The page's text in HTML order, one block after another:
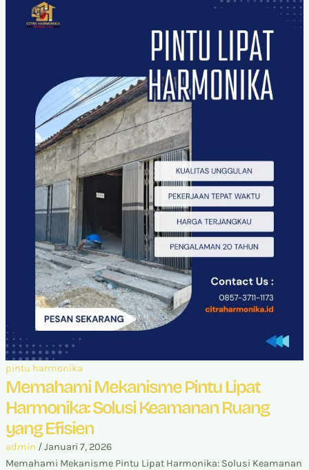
pintu harmonika
Memahami Mekanisme Pintu Lipat
Harmonika: Solusi Keamanan Ruang
yang Efisien
admin /Januari 7, 2026
Memahami Mekanisme Pintu Lipat Harmonika: Solusi Keamanan